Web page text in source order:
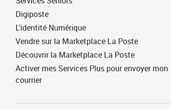
Digiposte
L'identité Numérique
Vendre sur la Marketplace La Poste
Découvrir la Marketplace La Poste
Activer mes Services Plus pour envoyer mon
courrier